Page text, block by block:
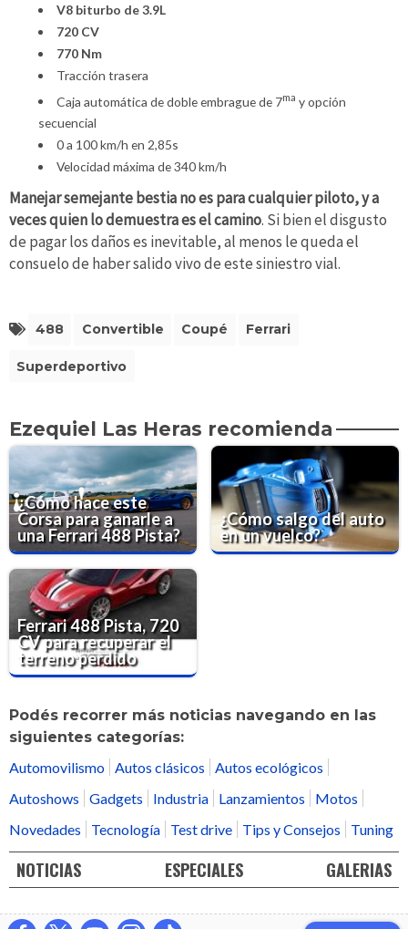
V8 biturbo de 3.9L
720 CV
770 Nm
Tracción trasera
Caja automática de doble embrague de 7ma y opción
secuencial
0 a 100 km/h en 2,85s
Velocidad máxima de 340 km/h
Manejar semejante bestia no es para cualquier piloto, y a
veces quien lo demuestra es el camino. Si bien el disgusto
de pagar los daños es inevitable, al menos le queda el
consuelo de haber salido vivo de este siniestro vial.
488 Convertible Coupé Ferrari
Superdeportivo
Ezequiel Las Heras recomienda
¿Cómo hace este
Corsa para ganarle a
una Ferrari 488 Pista?
¿Cómo salgo del auto
en un vuelco?
Ferrari 488 Pista, 720
CV para recuperar el
terreno perdido
Podés recorrer más noticias navegando en las
siguientes categorías:
Automovilismo Autos clásicos
Autos ecológicos
Autoshows
Gadgets Industria Lanzamientos
Motos
Novedades
Tecnología Test drive Tips y Consejos Tuning
NOTICIAS ESPECIALES GALERIAS